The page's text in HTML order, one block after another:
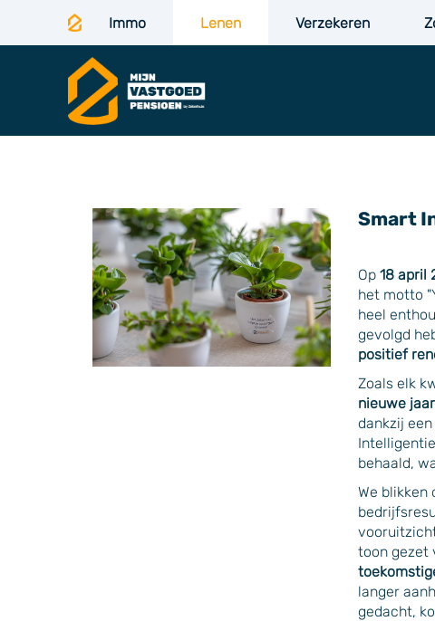
Immo Lenen Verzekeren
Smart
Op 18 april
het motto
heel
gevolgd
positief
Zoals elk
nieuwe
dankzij
behaald,
We blikken
toon gezet
langer
gedacht,